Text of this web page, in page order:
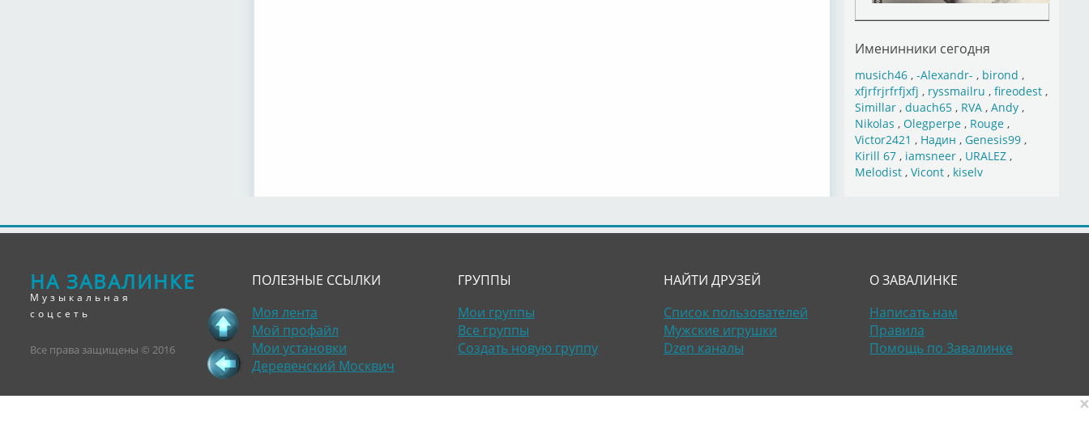
Именинники сегодня
musich46, -Alexandr- , birond ,
xfjrfrjrfrfjxfj , ryssmailru , fireodest,
Simillar, duach65, RVA, Andy,
Nikolas , Olegperpe, Rouge,
Victor2421 , Надин , Genesis99,
Kirill 67, iamsneer, URALEZ,
Melodist, Vicont, kiselv
НА ЗАВАЛИНКЕ
Музыкальная
соцсеть
Все права защищены © 2016
ПОЛЕЗНЫЕ ССЫЛКИ
Моя лента
Мой профайл
Мои установки
Деревенский Москвич
ГРУППЫ
Мои группы
Все группы
Создать новую группу
НАЙТИ ДРУЗЕЙ
Список пользователей
Мужские игрушки
Dzen каналы
О ЗАВАЛИНКЕ
Написать нам
Правила
Помощь по Завалинке
×